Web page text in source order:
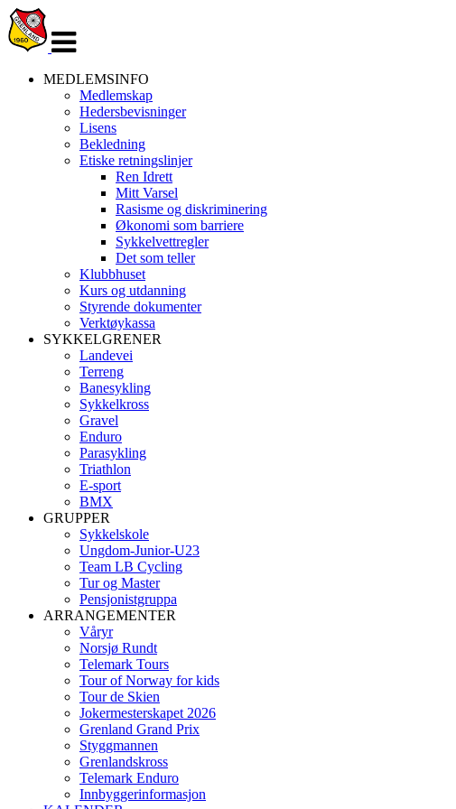
navigasjon
MEDLEMSINFO
Medlemskap
Hedersbevisninger
Lisens
Bekledning
Etiske retningslinjer
Ren Idrett
Mitt Varsel
Rasisme og diskriminering
Økonomi som barriere
Sykkelvettregler
Det som teller
Klubbhuset
Kurs og utdanning
Styrende dokumenter
Verktøykassa
SYKKELGRENER
Landevei
Terreng
Banesykling
Sykkelkross
Gravel
Enduro
Parasykling
Triathlon
E-sport
BMX
GRUPPER
Sykkelskole
Ungdom-Junior-U23
Team LB Cycling
Tur og Master
Pensjonistgruppa
ARRANGEMENTER
Våryr
Norsjø Rundt
Telemark Tours
Tour of Norway for kids
Tour de Skien
Jokermesterskapet 2026
Grenland Grand Prix
Styggmannen
Grenlandskross
Telemark Enduro
Innbyggerinformasjon